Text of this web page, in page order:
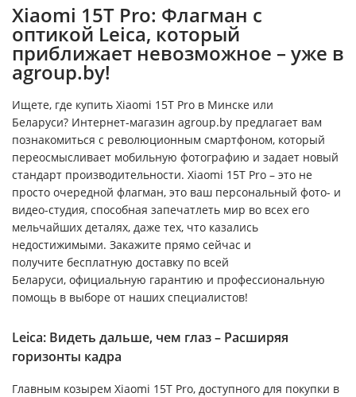
Xiaomi 15T Pro: Флагман с
оптикой Leica, который
приближает невозможное – уже в
agroup.by!
Ищете, где купить Xiaomi 15T Pro в Минске или
Беларуси? Интернет-магазин agroup.by предлагает вам
познакомиться с революционным смартфоном, который
переосмысливает мобильную фотографию и задает новый
стандарт производительности. Xiaomi 15T Pro – это не
просто очередной флагман, это ваш персональный фото- и
видео-студия, способная запечатлеть мир во всех его
мельчайших деталях, даже тех, что казались
недостижимыми. Закажите прямо сейчас и
получите бесплатную доставку по всей
Беларуси, официальную гарантию и профессиональную
помощь в выборе от наших специалистов!
Leica: Видеть дальше, чем глаз – Расширяя
горизонты кадра
Главным козырем Xiaomi 15T Pro, доступного для покупки в